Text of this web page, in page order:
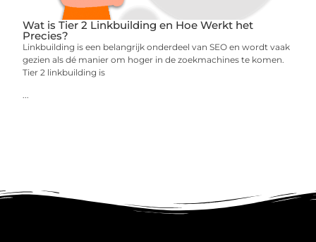
Wat is Tier 2 Linkbuilding en Hoe Werkt het
Precies?
Linkbuilding is een belangrijk onderdeel van SEO en wordt vaak
gezien als dé manier om hoger in de zoekmachines te komen.
Tier 2 linkbuilding is